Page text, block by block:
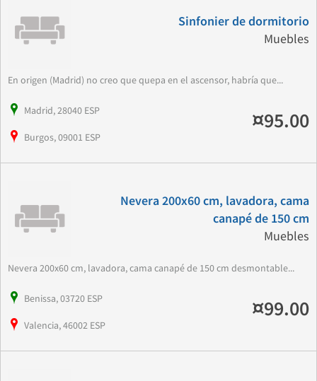
Sinfonier de dormitorio
Muebles
En origen (Madrid) no creo que quepa en el ascensor, habría que...
Madrid, 28040 ESP
Burgos, 09001 ESP
¤95.00
Nevera 200x60 cm, lavadora, cama
canapé de 150 cm
Muebles
Nevera 200x60 cm, lavadora, cama canapé de 150 cm desmontable...
Benissa, 03720 ESP
Valencia, 46002 ESP
¤99.00